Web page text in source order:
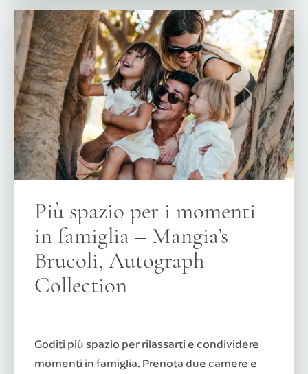
Più spazio per i momenti
in famiglia – Mangia’s
Brucoli, Autograph
Collection
Goditi più spazio per rilassarti e condividere
momenti in famiglia. Prenota due camere e